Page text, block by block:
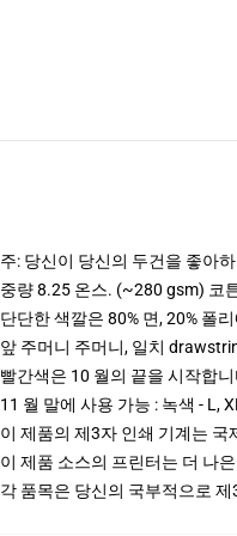
주: 당신이 당신의 두건을 좋아
중량 8.25 온스. (~280 gsm) 코
단단한 색깔은 80% 면, 20% 폴
앞 주머니 주머니, 일치
빨간색은 10 월의 끝을 시작합
11 월 말에 사용 가능 : 녹색 - L,
이 제품의 제3자 인쇄 기계는
이 제품 소스의 프린터는 더 나
각 품목은 당신의 국부적으로